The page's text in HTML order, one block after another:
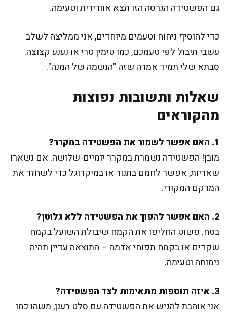
גם הפשטידה הגרסה הזו תצא אוורירית וטעימה.
כדי להוסיף ניחוח וטעמים מיוחדים, אני ממליצה לשלב
עשבי תיבול לפי טעמכם, כמו טימין טרי או נענע קצוצה.
סבתא שלי תמיד אמרה שזה "הנשמה של המנה".
שאלות ותשובות נפוצות
מהקוראים
1. האם אפשר לשמור את הפשטידה במקרר?
מובן! הפשטידה נשמרת במקרר יומיים-שלושה. אם נשארו
שאריות, אפשר לחמם בתנור או במיקרוגל כדי לשחזר את
המרקם המקורי.
2. האם אפשר להפוך את הפשטידה ללא גלוטן?
בטח. פשוט החליפו את הקמח שיבולת השועל בקמח
שקדים או בקמח תפוחי אדמה – התוצאה עדיין תהיה
נימוחה וטעימה.
3. איזה תוספות מתאימות לצד הפשטידה?
אני אוהבת להגיש את הפשטידה עם סלט רענן, משהו כמו